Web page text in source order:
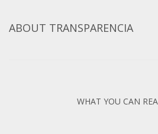
ABOUT TRANSPARENCIA
WHAT YOU CAN